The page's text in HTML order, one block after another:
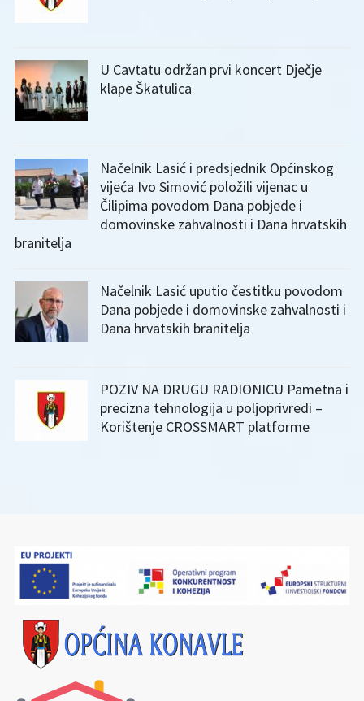
U Cavtatu održan prvi koncert Dječje
klape Škatulica
Načelnik Lasić i predsjednik Općinskog
vijeća Ivo Simović položili vijenac u
Čilipima povodom Dana pobjede i
domovinske zahvalnosti i Dana hrvatskih
branitelja
Načelnik Lasić uputio čestitku povodom
Dana pobjede i domovinske zahvalnosti i
Dana hrvatskih branitelja
POZIV NA DRUGU RADIONICU Pametna i
precizna tehnologija u poljoprivredi –
Korištenje CROSSMART platforme